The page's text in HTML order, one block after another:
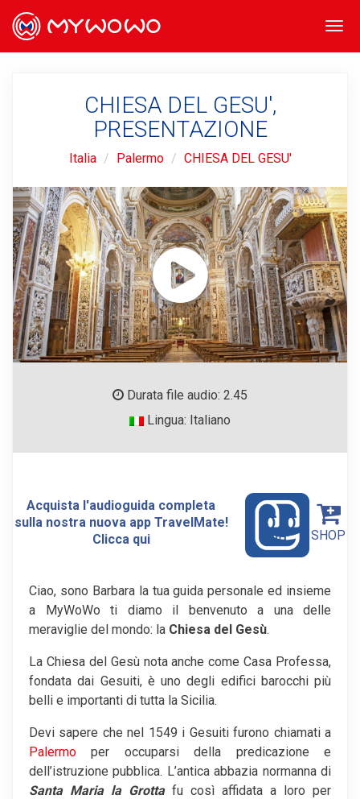
CHIESA DEL GESU',
PRESENTAZIONE
Italia Palermo CHIESA DEL GESU'
Durata file audio: 2.45
Lingua: Italiano
Acquista l'audioguida completa
sulla nostra nuova app TravelMate!
Clicca qui
SHOP
Ciao, sono Barbara la tua guida personale ed insieme
a MyWoWo ti diamo il benvenuto a una delle
meraviglie del mondo: la Chiesa del Gesù.
La Chiesa del Gesù nota anche come Casa Professa,
fondata dai Gesuiti, è uno degli edifici barocchi più
belli e importanti di tutta la Sicilia.
Devi sapere che nel 1549 i Gesuiti furono chiamati a
Palermo per occuparsi della predicazione e
dell’istruzione pubblica. L’antica abbazia normanna di
Santa Maria la Grottafu così affidata a loro per